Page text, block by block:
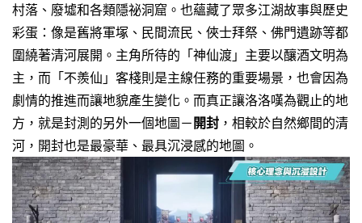
村落、廢墟和各類隱祕洞窟。 也蘊藏了眾多江湖故事與歷史
彩蛋：像是舊將軍塚、民間流民、俠士拜祭、佛門遺跡等都
圍繞著清河展開。 主角所待的「神仙渡」主要以釀酒文明為
主，而「不羨仙」客棧則是主線任務的重要場景，也會因為
劇情的推進而讓地貌產生變化。 而真正讓洛洛嘆為觀止的地
方，就是封測的另外一個地圖－ 開封 ，相較於自然鄉間的清
河，開封也是最豪華、最具沉浸感的地圖。